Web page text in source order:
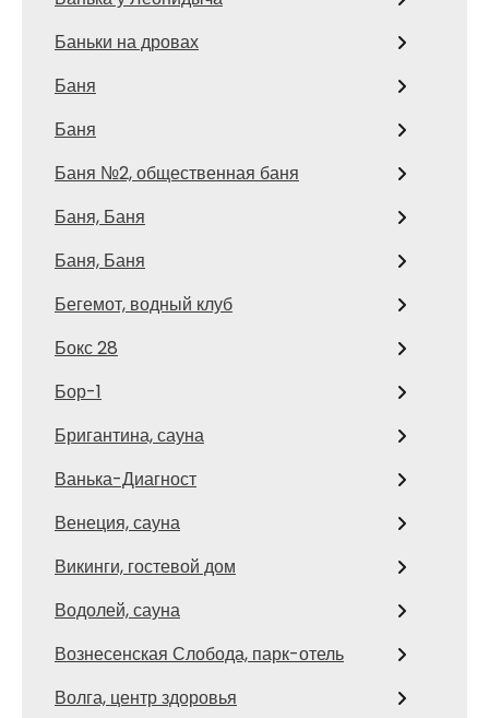
Баньки на дровах
Баня
Баня
Баня №2, общественная баня
Баня, Баня
Баня, Баня
Бегемот, водный клуб
Бокс 28
Бор-1
Бригантина, сауна
Ванька-Диагност
Венеция, сауна
Викинги, гостевой дом
Водолей, сауна
Вознесенская Слобода, парк-отель
Волга, центр здоровья